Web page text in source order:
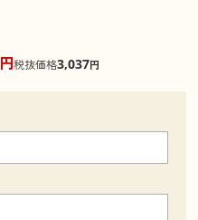
円税抜価格3,037円